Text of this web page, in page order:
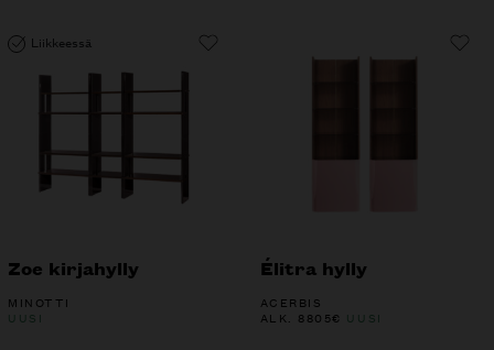
Liikkeessä
Zoe kirjahylly
MINOTTI
UUSI
Élitra hylly
ACERBIS
ALK. 8805€ UUSI